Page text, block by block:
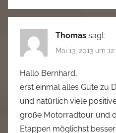
Thomas sagt:
Mai 13, 2013 um
Hallo Bernhard,
erst einmal alles Gute zu
und natürlich viele
große Motorradtour und
Etappen möglichst